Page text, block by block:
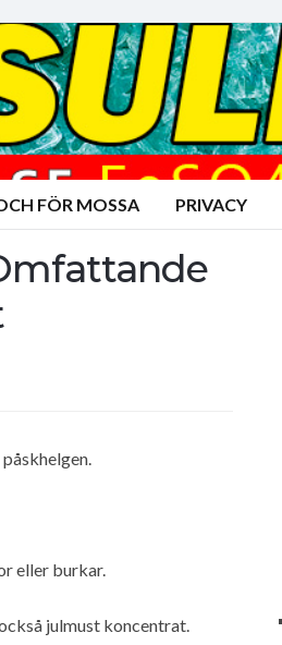
FÖR MOSSA PRIVACY
eller burkar.
julmust koncentrat.